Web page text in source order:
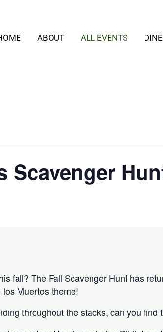
ABOUT ALL EVENTS
Scavenger
fall? The Fall Scavenger Hunt has
Muertos theme!
throughout the stacks, can you find